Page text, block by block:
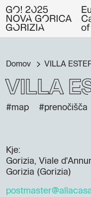
Domov VILLA
VILLA
#map #prenočišča
Kje:
Gorizia, Viale
Gorizia (Gorizia)